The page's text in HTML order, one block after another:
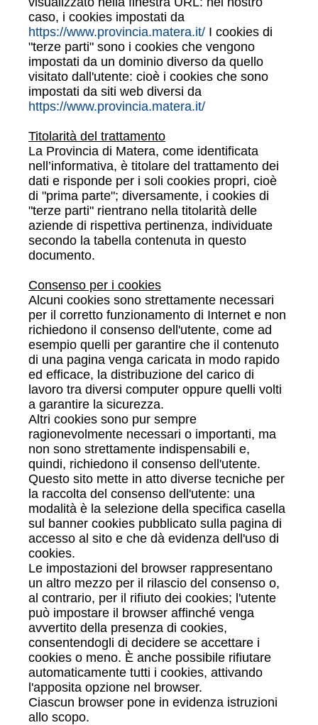
caso, i cookies impostati da
https://www.provincia.matera.it/ I cookies di
"terze parti" sono i cookies che vengono
impostati da un dominio diverso da quello
visitato dall'utente: cioè i cookies che sono
impostati da siti web diversi da
https://www.provincia.matera.it/
Titolarità del trattamento
La Provincia di Matera, come identificata
nell’informativa, è titolare del trattamento dei
dati e risponde per i soli cookies propri, cioè
di "prima parte"; diversamente, i cookies di
"terze parti" rientrano nella titolarità delle
aziende di rispettiva pertinenza, individuate
secondo la tabella contenuta in questo
documento.
Consenso per i cookies
Alcuni cookies sono strettamente necessari
per il corretto funzionamento di Internet e non
richiedono il consenso dell'utente, come ad
esempio quelli per garantire che il contenuto
di una pagina venga caricata in modo rapido
ed efficace, la distribuzione del carico di
lavoro tra diversi computer oppure quelli volti
a garantire la sicurezza.
Altri cookies sono pur sempre
ragionevolmente necessari o importanti, ma
non sono strettamente indispensabili e,
quindi, richiedono il consenso dell'utente.
Questo sito mette in atto diverse tecniche per
la raccolta del consenso dell'utente: una
modalità è la selezione della specifica casella
sul banner cookies pubblicato sulla pagina di
accesso al sito e che dà evidenza dell'uso di
cookies.
Le impostazioni del browser rappresentano
un altro mezzo per il rilascio del consenso o,
al contrario, per il rifiuto dei cookies; l'utente
può impostare il browser affinché venga
avvertito della presenza di cookies,
consentendogli di decidere se accettare i
cookies o meno. È anche possibile rifiutare
automaticamente tutti i cookies, attivando
l'apposita opzione nel browser.
Ciascun browser pone in evidenza istruzioni
allo scopo.